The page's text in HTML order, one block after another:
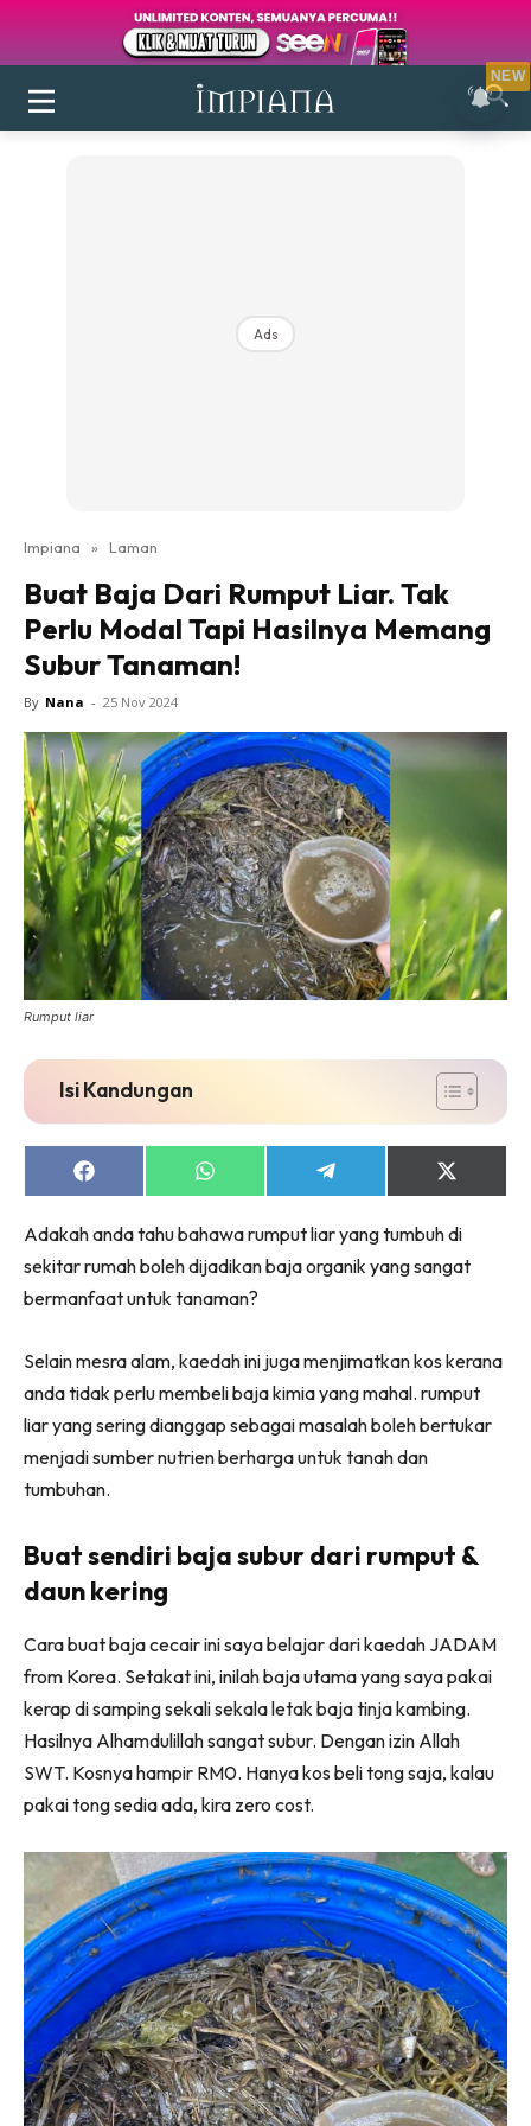
Login|Register
Ruang Makan
Ruang Tamu
Direktori
Interior Design
Landskap
DIY
Bilik Air
Bilik Tidur
Dapur
Ruang Makan
Make Over
Bilik Air
Bilik Tidur
Ruang Tamu
Casa Impiana
Makeover Ruang Selebriti
Destinasi
Hotel
Hartanah
Landed
Buat Sendiri
Ilham Impiana
Ilham Impiana 360
Ilham Impiana Inspirasi Selebriti
Impiana TV
Casa Impiana
Impiana MakeOver
Lahar Dekor
Sembang Dekor
Tip Impiana
Tip Laman
Hub Ideaktiv
Ads
Impiana » Laman
Buat Baja Dari Rumput Liar. Tak
Perlu Modal Tapi Hasilnya Memang
Subur Tanaman!
By Nana - 25 Nov 2024
Rumput liar
Isi Kandungan
Share
on
Share
on
Share
on
Share
on
(Twitter)
Adakah anda tahu bahawa rumput liar yang tumbuh di
sekitar rumah boleh dijadikan baja organik yang sangat
bermanfaat untuk tanaman?
Selain mesra alam, kaedah ini juga menjimatkan kos kerana
anda tidak perlu membeli baja kimia yang mahal. rumput
liar yang sering dianggap sebagai masalah boleh bertukar
menjadi sumber nutrien berharga untuk tanah dan
tumbuhan.
Buat sendiri baja subur dari rumput &
daun kering
Cara buat baja cecair ini saya belajar dari kaedah JADAM
from Korea. Setakat ini, inilah baja utama yang saya pakai
kerap di samping sekali sekala letak baja tinja kambing.
Hasilnya Alhamdulillah sangat subur. Dengan izin Allah
SWT. Kosnya hampir RM0. Hanya kos beli tong saja, kalau
pakai tong sedia ada, kira zero cost.
NEW